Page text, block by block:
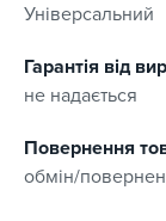
Універсальний
Гарантія від
не надається
Повернення
обмін/